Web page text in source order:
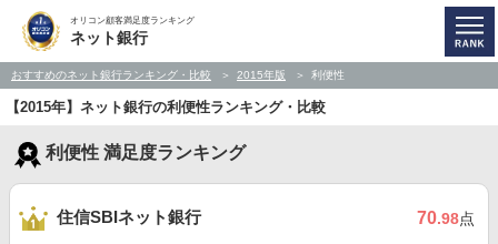
オリコン顧客満足度ランキング
ネット銀行
おすすめのネット銀行ランキング・比較 2015年版 利便性
【2015年】ネット銀行の利便性ランキング・比較
利便性 満足度ランキング
住信SBIネット銀行 70.98点